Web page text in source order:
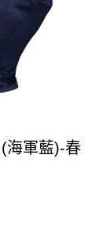
海軍藍)-春